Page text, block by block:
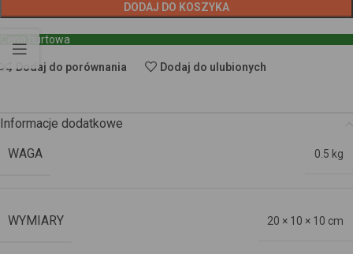
DODAJ DO KOSZYKA
Cena hurtowa
Dodaj do porównania Dodaj do ulubionych
Informacje dodatkowe
WAGA
0.5 kg
WYMIARY 20 × 10 × 10 cm